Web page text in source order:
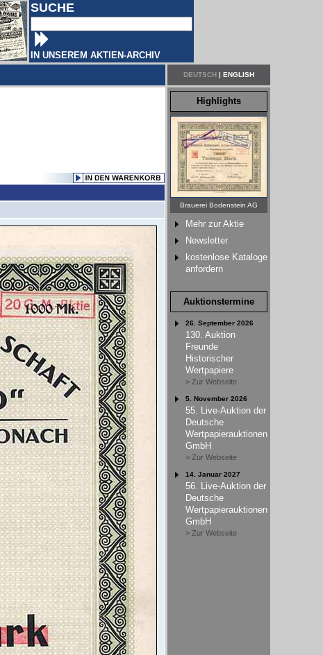
SUCHE
IN UNSEREM AKTIEN-ARCHIV
DEUTSCH| ENGLISH
Highlights
Brauerei Bodenstein AG
Mehr zur Aktie
Newsletter
kostenlose Kataloge
anfordern
Auktionstermine
26. September 2026
130. Auktion
Freunde
Historischer
Wertpapiere
> Zur Webseite
5. November 2026
55. Live-Auktion der
Deutsche
Wertpapierauktionen
GmbH
> Zur Webseite
14. Januar 2027
56. Live-Auktion der
Deutsche
Wertpapierauktionen
GmbH
> Zur Webseite